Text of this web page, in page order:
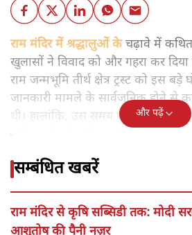
चंपत राय (बाएं) पीएम मोदी के साथ
अयोध्या राम मंदिर में चोरी की पहली
लेकिन 5 जून को ही राम मंदिर ट्रस्ट को
ने यह सूचना जनता से छिपा ली। ट्रस्ट
राम मंदिर में श्रद्धालुओं केचढ़ावे में
खुलासों ने विवाद को और गहरा कर दिया